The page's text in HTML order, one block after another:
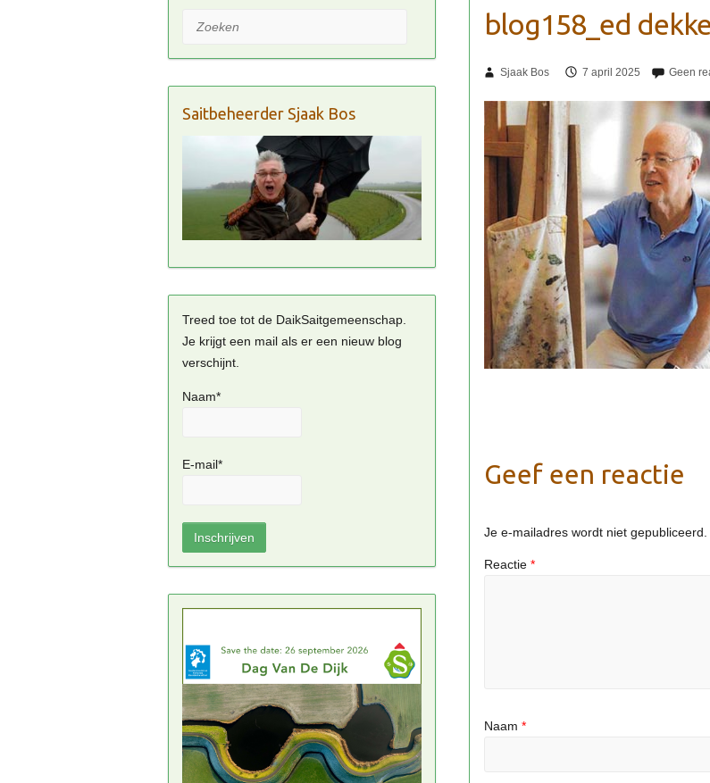
Sjaak Bos 7 april 2025
Geef een reactie
Je e-mailadres wordt niet gepubliceerd.
Reactie *
Naam *
Zoeken
Saitbeheerder Sjaak Bos
Treed toe tot de DaikSaitgemeenschap.
Je krijgt een mail als er een nieuw blog
verschijnt.
Naam*
E-mail*